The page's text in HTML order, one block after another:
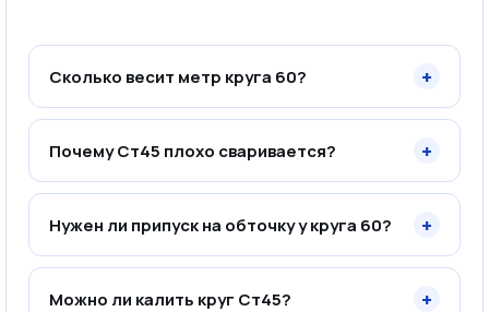
Сколько весит метр круга 60? +
Почему Ст45 плохо сваривается? +
Нужен ли припуск на обточку у круга 60? +
Можно ли калить круг Ст45? +